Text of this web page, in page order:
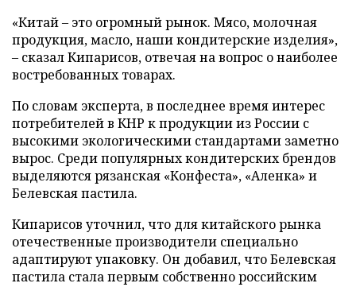
«Китай – это огромный рынок. Мясо, молочная
продукция, масло, наши кондитерские изделия»,
– сказал Кипарисов, отвечая на вопрос о наиболее
востребованных товарах.
По словам эксперта, в последнее время интерес
потребителей в КНР к продукции из России с
высокими экологическими стандартами заметно
вырос. Среди популярных кондитерских брендов
выделяются рязанская «Конфеста», «Аленка» и
Белевская пастила.
Кипарисов уточнил, что для китайского рынка
отечественные производители специально
адаптируют упаковку. Он добавил, что Белевская
пастила стала первым собственно российским